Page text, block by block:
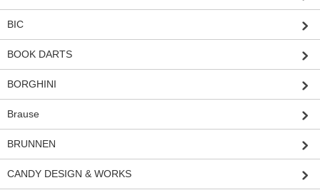
BIC
BOOK DARTS
BORGHINI
Brause
BRUNNEN
CANDY DESIGN & WORKS